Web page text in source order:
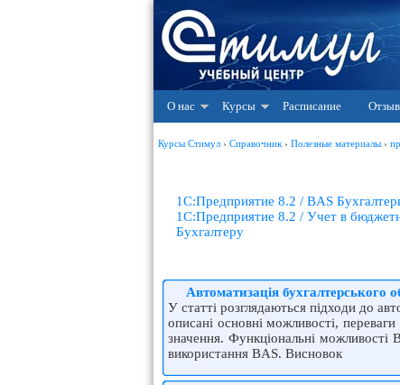
О нас Курсы Расписание
Курсы Стимул › Справочник › Полезные материалы ›
1С:Предприятие 8.2 / BAS
1С:Предприятие 8.2 / Учет в
Бухгалтеру
Автоматизація бухгалтерського
У статті розглядаються підходи до
описані основні можливості,
значення. Функціональні можливості
використання BAS. Висновок